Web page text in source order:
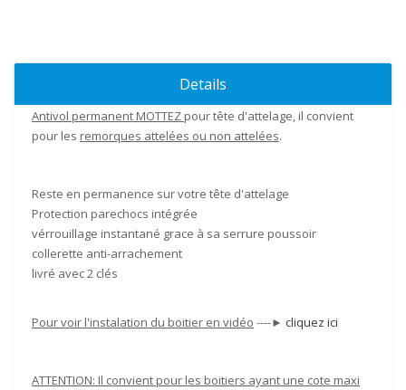
Details
Antivol permanent MOTTEZ pour tête d'attelage, il convient
pour les remorques attelées ou non attelées.
Reste en permanence sur votre tête d'attelage
Protection parechocs intégrée
vérrouillage instantané grace à sa serrure poussoir
collerette anti-arrachement
livré avec 2 clés
Pour voir l'instalation du boitier en vidéo ----► cliquez ici
ATTENTION: Il convient pour les boitiers ayant une cote maxi